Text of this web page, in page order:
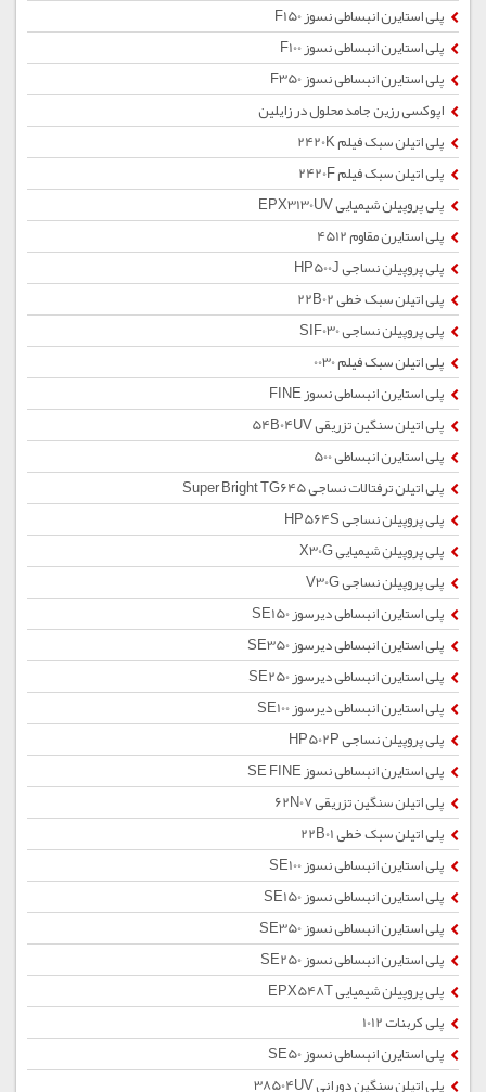
پلی استایرن انبساطی نسوز F150
پلی استایرن انبساطی نسوز F100
پلی استایرن انبساطی نسوز F350
اپوکسی رزین جامد محلول در زایلین
پلی اتیلن سبک فیلم 2420K
پلی اتیلن سبک فیلم 2420F
پلی پروپیلن شیمیایی EPX3130UV
پلی استایرن مقاوم 4512
پلی پروپیلن نساجی HP500J
پلی اتیلن سبک خطی 22B02
پلی پروپیلن نساجی SIF030
پلی اتیلن سبک فیلم 0030
پلی استایرن انبساطی نسوز FINE
پلی اتیلن سنگین تزریقی 54B04UV
پلی استایرن انبساطی 500
پلی اتیلن ترفتالات نساجی Super Bright TG645
پلی پروپیلن نساجی HP564S
پلی پروپیلن شیمیایی X30G
پلی پروپیلن نساجی V30G
پلی استایرن انبساطی دیرسوز SE150
پلی استایرن انبساطی دیرسوز SE350
پلی استایرن انبساطی دیرسوز SE250
پلی استایرن انبساطی دیرسوز SE100
پلی پروپیلن نساجی HP502P
پلی استایرن انبساطی نسوز SE FINE
پلی اتیلن سنگین تزریقی 62N07
پلی اتیلن سبک خطی 22B01
پلی استایرن انبساطی نسوز SE100
پلی استایرن انبساطی نسوز SE150
پلی استایرن انبساطی نسوز SE350
پلی استایرن انبساطی نسوز SE250
پلی پروپیلن شیمیایی EPX548T
پلی کربنات 1012
پلی استایرن انبساطی نسوز SE50
پلی اتیلن سنگین دورانی 38504UV